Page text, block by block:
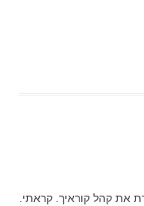
את קהל קוראיך. קראתי.